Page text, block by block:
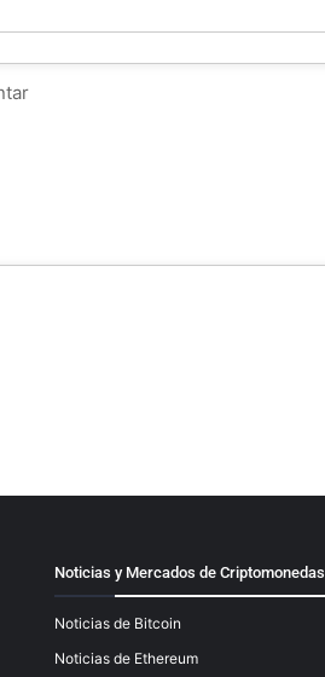
Noticias y Mercados de Criptomonedas
Noticias de Bitcoin
Noticias de Ethereum